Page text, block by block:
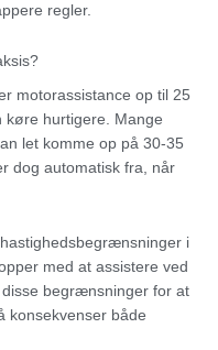
regler.
motorassistance op til 25
køre hurtigere. Mange
let komme op på 30-35
dog automatisk fra, når
i
med at assistere ved
begrænsninger for at
konsekvenser både